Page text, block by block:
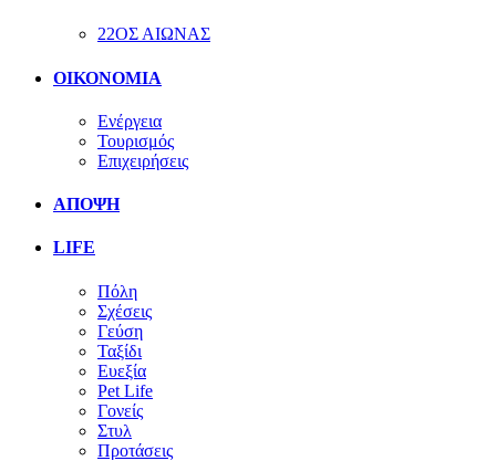
22ΟΣ ΑΙΩΝΑΣ
ΟΙΚΟΝΟΜΙΑ
Ενέργεια
Τουρισμός
Επιχειρήσεις
ΑΠΟΨΗ
LIFE
Πόλη
Σχέσεις
Γεύση
Ταξίδι
Ευεξία
Pet Life
Γονείς
Στυλ
Προτάσεις